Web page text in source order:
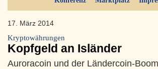
17. März 2014
Kryptowährungen
Kopfgeld an Isländer
Auroracoin und der Ländercoin-Boom